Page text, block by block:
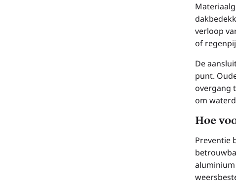
verloop
of
De
punt.
overgang
om
Hoe
Preventie